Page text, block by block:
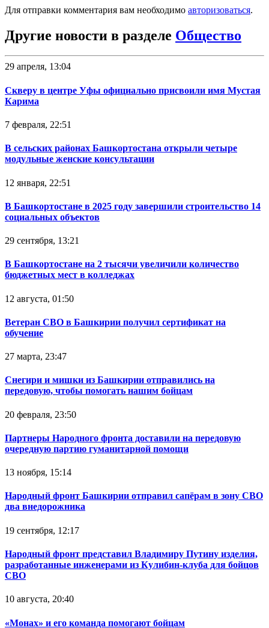
Для отправки комментария вам необходимо авторизоваться.
Другие новости в разделе Общество
29 апреля, 13:04
Скверу в центре Уфы официально присвоили имя Мустая
Карима
7 февраля, 22:51
В сельских районах Башкортостана открыли четыре
модульные женские консультации
12 января, 22:51
В Башкортостане в 2025 году завершили строительство 14
социальных объектов
29 сентября, 13:21
В Башкортостане на 2 тысячи увеличили количество
бюджетных мест в колледжах
12 августа, 01:50
Ветеран СВО в Башкирии получил сертификат на
обучение
27 марта, 23:47
Снегири и мишки из Башкирии отправились на
передовую, чтобы помогать нашим бойцам
20 февраля, 23:50
Партнеры Народного фронта доставили на передовую
очередную партию гуманитарной помощи
13 ноября, 15:14
Народный фронт Башкирии отправил сапёрам в зону СВО
два внедорожника
19 сентября, 12:17
Народный фронт представил Владимиру Путину изделия,
разработанные инженерами из Кулибин-клуба для бойцов
СВО
10 августа, 20:40
«Монах» и его команда помогают бойцам